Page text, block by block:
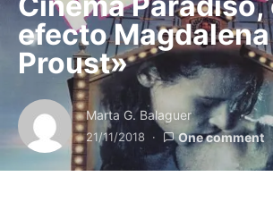
efecto
Proust»
Marta G. Balaguer
21/11/2018 One comment